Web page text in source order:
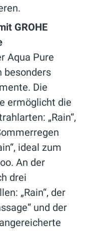
GROHE
Aqua Pure
besonders
Die
ermöglicht die
„Rain“,
ideal zum
An der
drei
„Rain“, der
und der